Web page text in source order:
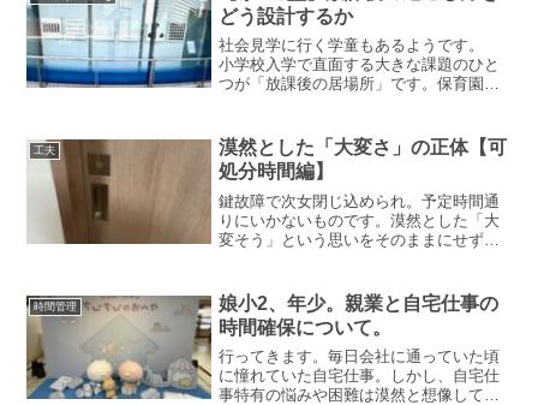
い状況は減りました。以前...
どう設計するか
社会見学に行く学童もあるようです。
小学校入学で直面する大きな課題のひと
つが「放課後の居場所」です。保育園と
宅保育などから家庭ごとに選択する必要
があります。小学校の...
工夫
漠然とした「大変さ」の正体【可
処分時間編】
鍵故障で次女閉じ込められ。予定時間通
りにいかないものです。漠然とした「大
変そう」という思いをそのままにせず
決につながるかもしれません。どなたか
の参考になればと思い、過ぎ...
時間管理
娘小2、年少。親業と自宅仕事の
時間確保について。
行ってきます。毎日会社に通っていた頃
に憧れていた自宅仕事。しかし、自宅仕
事特有の悩みや困難は漠然と想像してい